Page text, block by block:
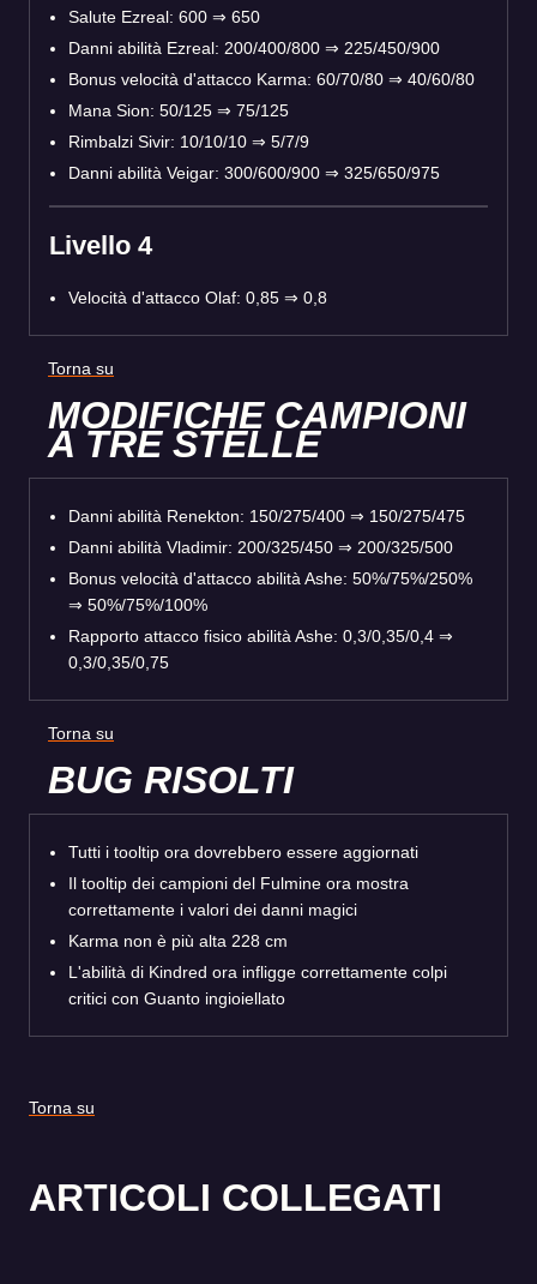
Salute Ezreal: 600 ⇒ 650
Danni abilità Ezreal: 200/400/800 ⇒ 225/450/900
Bonus velocità d'attacco Karma: 60/70/80 ⇒ 40/60/80
Mana Sion: 50/125 ⇒ 75/125
Rimbalzi Sivir: 10/10/10 ⇒ 5/7/9
Danni abilità Veigar: 300/600/900 ⇒ 325/650/975
Livello 4
Velocità d'attacco Olaf: 0,85 ⇒ 0,8
Torna su
MODIFICHE CAMPIONI
A TRE STELLE
Danni abilità Renekton: 150/275/400 ⇒ 150/275/475
Danni abilità Vladimir: 200/325/450 ⇒ 200/325/500
Bonus velocità d'attacco abilità Ashe: 50%/75%/250%
⇒ 50%/75%/100%
Rapporto attacco fisico abilità Ashe: 0,3/0,35/0,4 ⇒
0,3/0,35/0,75
Torna su
BUG RISOLTI
Tutti i tooltip ora dovrebbero essere aggiornati
Il tooltip dei campioni del Fulmine ora mostra
correttamente i valori dei danni magici
Karma non è più alta 228 cm
L'abilità di Kindred ora infligge correttamente colpi
critici con Guanto ingioiellato
Torna su
ARTICOLI COLLEGATI